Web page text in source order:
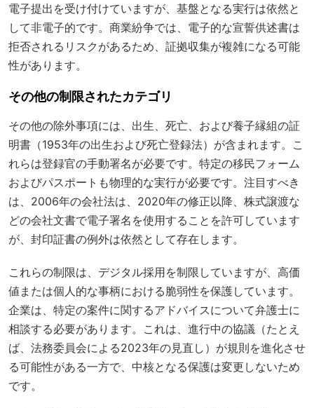
電子提出を受け付けていますが、基盤となる実行は依然と
して非電子的です。商業紛争では、電子的な宣誓供述書は
拒否されるリスクがあるため、証拠収集が複雑になる可能
性があります。
その他の制限されたカテゴリ
その他の除外事項には、出生、死亡、および養子縁組の証
明書（1953年の出生および死亡登録法）が含まれます。こ
れらは登録官の手動署名が必要です。特定の移民フォーム
およびパスポートも物理的な実行が必要です。注目すべき
は、2006年の会社法は、2020年の修正以降、株式譲渡な
どの会社文書で電子署名を使用することを許可しています
が、封印証書の例外は依然として存在します。
これらの制限は、デジタル採用を制限していますが、高価
値または個人的な事柄における脆弱性を保護しています。
企業は、特定の案件に関するアドバイスについて弁護士に
相談する必要があります。これは、進行中の協議（たとえ
ば、法務委員会による2023年の見直し）が規則を進化させ
る可能性がある一方で、中核となる保護は変更しないため
です。